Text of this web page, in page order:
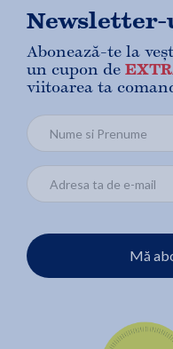
Abonează-te la
un cupon de
viitoarea ta
Mă